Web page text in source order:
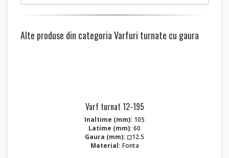
Alte produse din categoria Varfuri turnate cu gaura
Varf turnat 12-195
Inaltime (mm): 105
Latime (mm): 60
Gaura (mm): ◻12.5
Material: Fonta